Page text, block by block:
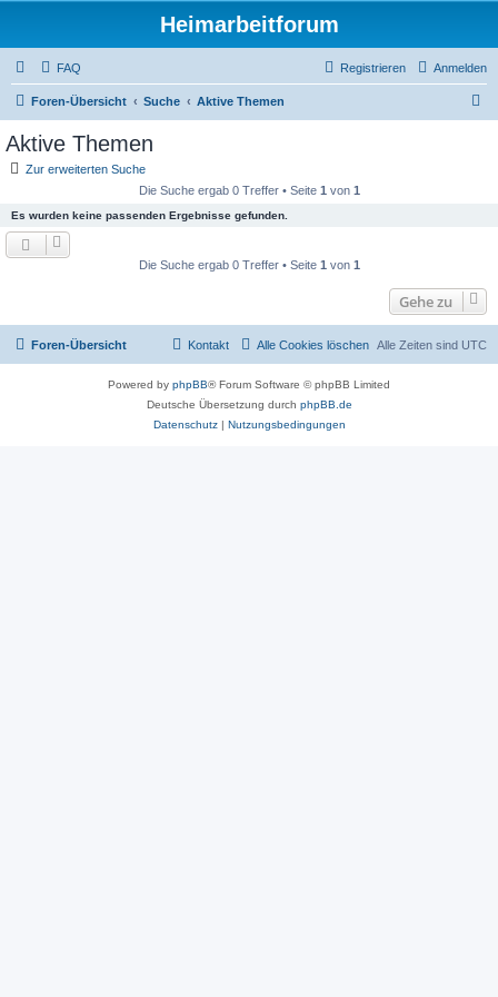
Heimarbeitforum
FAQ Anmelden
Registrieren
Foren-Übersicht Suche Aktive Themen
Aktive Themen
Zur erweiterten Suche
Die Suche ergab 0 Treffer • Seite 1 von 1
Es wurden keine passenden Ergebnisse gefunden.
Die Suche ergab 0 Treffer • Seite 1 von 1
Gehe zu
Foren-Übersicht Alle Zeiten sind UTC
Alle Cookies löschen
Kontakt
Powered by phpBB® Forum Software © phpBB Limited
Deutsche Übersetzung durch phpBB.de
Datenschutz| Nutzungsbedingungen